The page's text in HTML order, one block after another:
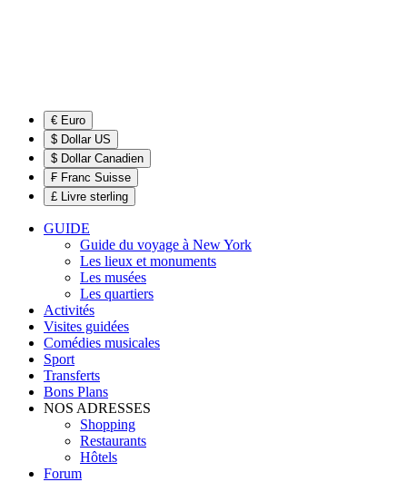
€ Euro
$ Dollar US
$ Dollar Canadien
₣ Franc Suisse
£ Livre sterling
GUIDE
Guide du voyage à New York
Les lieux et monuments
Les musées
Les quartiers
Activités
Visites guidées
Comédies musicales
Sport
Transferts
Bons Plans
NOS ADRESSES
Shopping
Restaurants
Hôtels
Forum